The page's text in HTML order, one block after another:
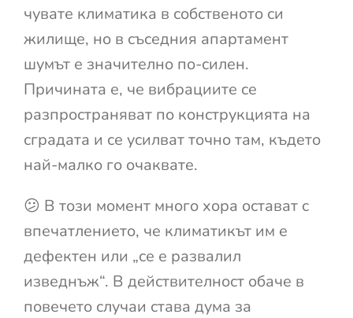
чувате климатика в собственото си
жилище, но в съседния апартамент
шумът е значително по-силен.
Причината е, че вибрациите се
разпространяват по конструкцията на
сградата и се усилват точно там, където
най-малко го очаквате.
😕 В този момент много хора остават с
впечатлението, че климатикът им е
дефектен или „се е развалил
изведнъж“. В действителност обаче в
повечето случаи става дума за